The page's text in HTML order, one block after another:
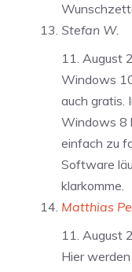
Stefan W.
11. August
Windows
auch gratis.
Windows 8
einfach zu
Software
klarkomme.
Matthias
11. August
Hier